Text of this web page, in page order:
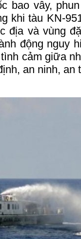
bao vây,
khi tàu KN-
địa và vùng
động nguy
cảm giữa
an ninh, an